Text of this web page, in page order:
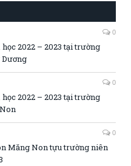
0
2022 – 2023 tại trường
0
2022 – 2023 tại trường
0
Măng Non tựu trường niên